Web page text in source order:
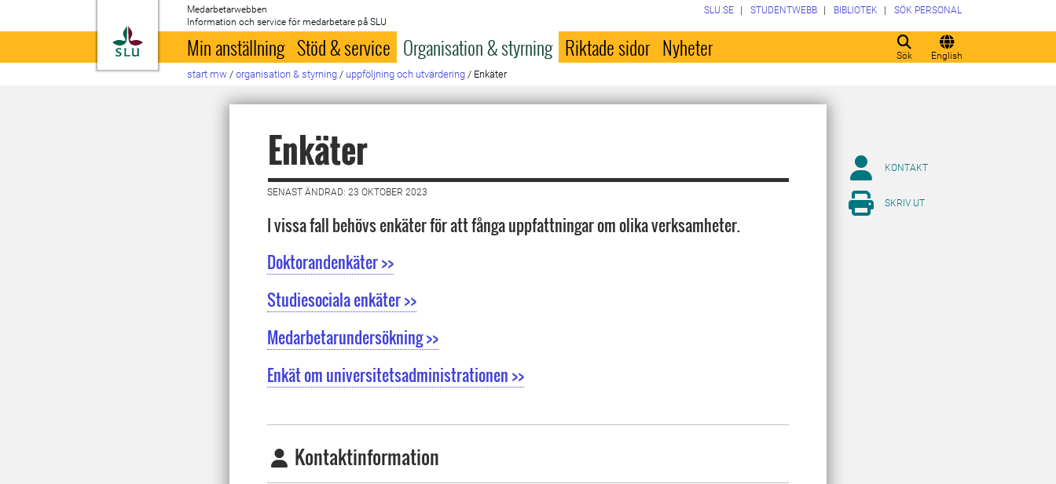
Till startsida
Medarbetarwebben
Information och service för medarbetare på SLU
Sök English
SLU.SE STUDENTWEBB BIBLIOTEK SÖK PERSONAL
Min anställning Stöd & service Organisation & styrning Riktade sidor Nyheter
start mw / organisation & styrning / uppföljning och utvärdering / Enkäter
Enkäter
SENAST ÄNDRAD: 23 OKTOBER 2023
I vissa fall behövs enkäter för att fånga uppfattningar om olika verksamheter.
Doktorandenkäter >>
Studiesociala enkäter >>
Medarbetarundersökning >>
Enkät om universitetsadministrationen >>
Kontaktinformation
KONTAKT
SKRIV UT